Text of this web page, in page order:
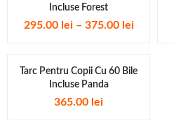
Incluse Forest
295.00 lei– 375.00 lei
Tarc Pentru Copii Cu 60 Bile
Incluse Panda
365.00 lei